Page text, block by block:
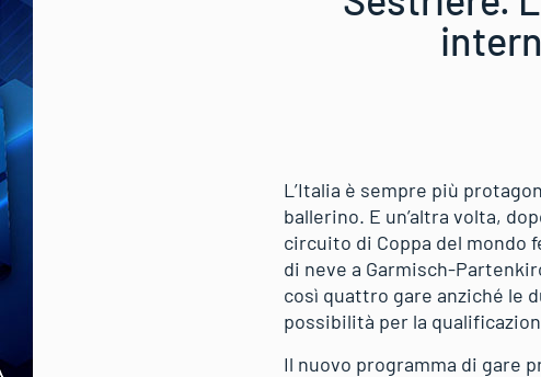
L’Italia è sempre più
ballerino. E un’altra volta,
circuito di Coppa del mondo
di neve a Garmisch-
così quattro gare anziché le
possibilità per la
Il nuovo programma di gare